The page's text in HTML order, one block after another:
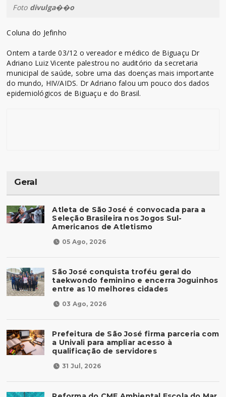
Foto divulga��o
Coluna do Jefinho
Ontem a tarde 03/12 o vereador e médico de Biguaçu Dr
Adriano Luiz Vicente palestrou no auditório da secretaria
municipal de saúde, sobre uma das doenças mais importante
do mundo, HIV/AIDS. Dr Adriano falou um pouco dos dados
epidemiológicos de Biguaçu e do Brasil.
Geral
Atleta de São José é convocada para a
Seleção Brasileira nos Jogos Sul-
Americanos de Atletismo
05 Ago, 2026
São José conquista troféu geral do
taekwondo feminino e encerra Joguinhos
entre as 10 melhores cidades
03 Ago, 2026
Prefeitura de São José firma parceria com
a Univali para ampliar acesso à
qualificação de servidores
31 Jul, 2026